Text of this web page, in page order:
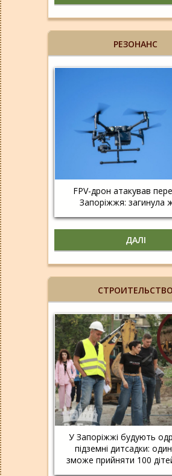
РЕЗОНАНС
FPV-дрон атакував
Запоріжжя: загинула
ДАЛІ
СТРОИТЕЛЬСТВО
У Запоріжжі будують
підземні дитсадки:
зможе прийняти 100